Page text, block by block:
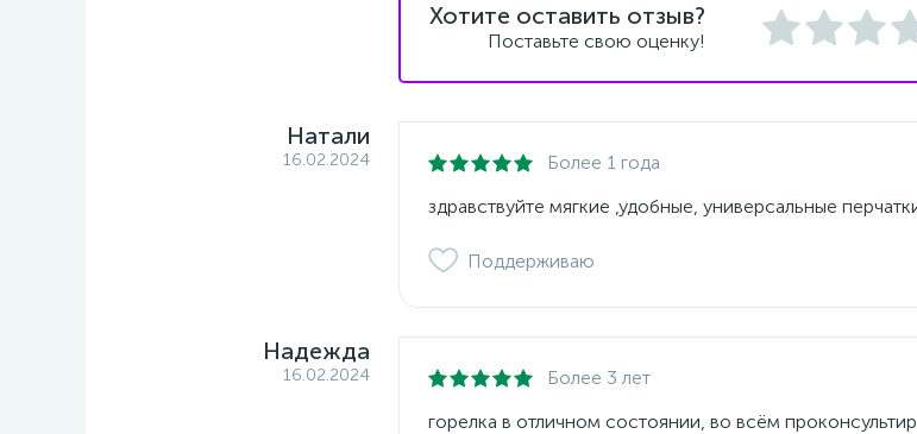
Хотите оставить отзыв?
Поставьте свою оценку!
Натали
16.02.2024 Более 1 года
здравствуйте мягкие ,удобные, универсальные
Поддерживаю
Надежда
16.02.2024 Более 3 лет
горелка в отличном состоянии, во всём